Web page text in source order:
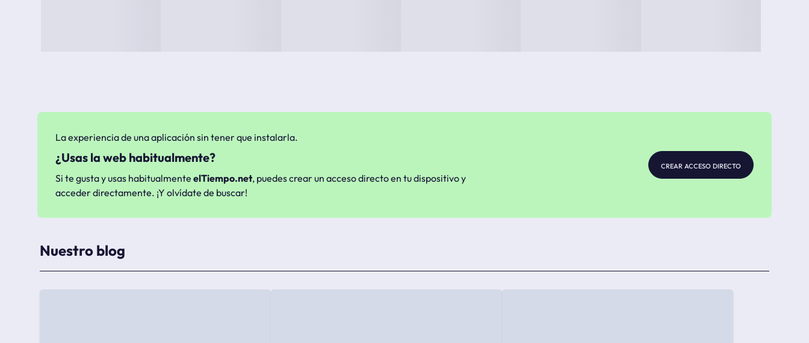
La experiencia de una aplicación sin tener que instalarla.
¿Usas la web habitualmente?
Si te gusta y usas habitualmente elTiempo.net, puedes crear un acceso directo en tu dispositivo y
acceder directamente. ¡Y olvídate de buscar!
crear acceso directo
Nuestro blog